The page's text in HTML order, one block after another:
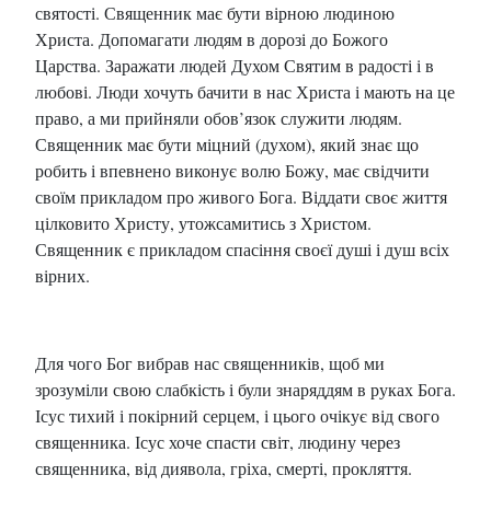
святості. Священник має бути вірною людиною
Христа. Допомагати людям в дорозі до Божого
Царства. Заражати людей Духом Святим в радості і в
любові. Люди хочуть бачити в нас Христа і мають на це
право, а ми прийняли обов’язок служити людям.
Священник має бути міцний (духом), який знає що
робить і впевнено виконує волю Божу, має свідчити
своїм прикладом про живого Бога. Віддати своє життя
цілковито Христу, утожсамитись з Христом.
Священник є прикладом спасіння своєї душі і душ всіх
вірних.
Для чого Бог вибрав нас священників, щоб ми
зрозуміли свою слабкість і були знаряддям в руках Бога.
Ісус тихий і покірний серцем, і цього очікує від свого
священника. Ісус хоче спасти світ, людину через
священника, від диявола, гріха, смерті, прокляття.